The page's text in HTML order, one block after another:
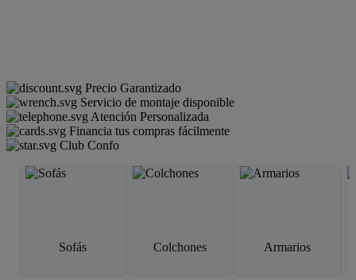
Precio Garantizado
Servicio de montaje disponible
Atención Personalizada
Financia tus compras fácilmente
Club Confo
Sofás Colchones Armarios